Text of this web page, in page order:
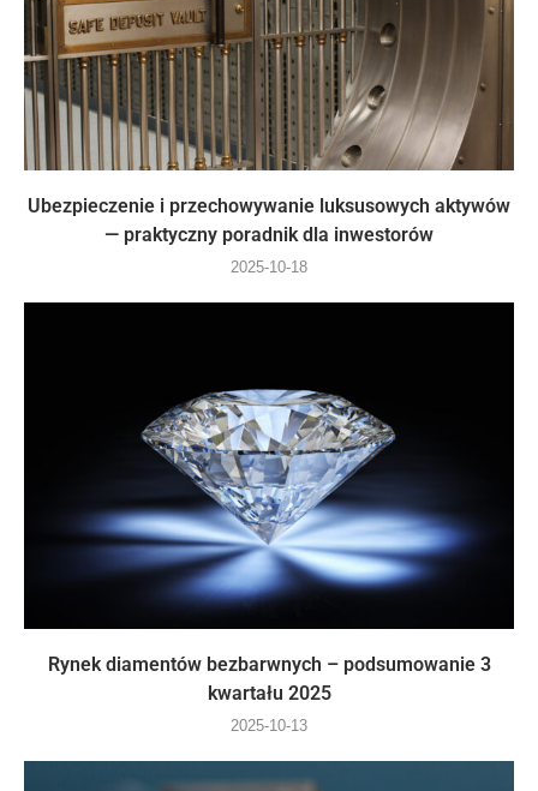
Ubezpieczenie i przechowywanie luksusowych aktywów
— praktyczny poradnik dla inwestorów
2025-10-18
Rynek diamentów bezbarwnych – podsumowanie 3
kwartału 2025
2025-10-13